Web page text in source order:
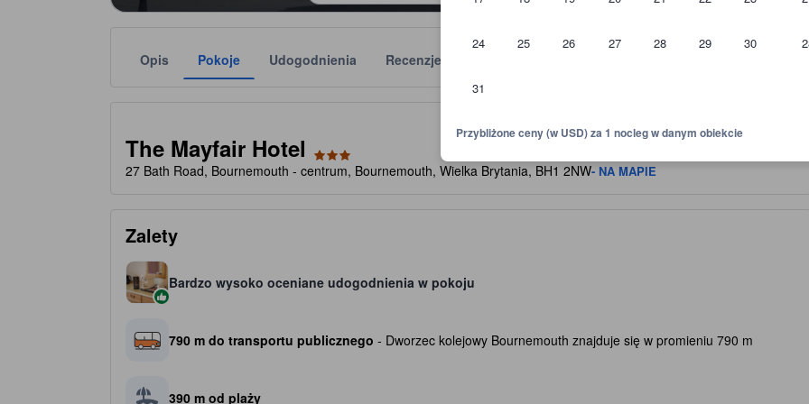
24 25 26 27 28 29 30
31
Przybliżone ceny (w USD) za 1 nocleg w danym obiekcie
Opis Pokoje Udogodnienia Recenzje
The Mayfair Hotel
27 Bath Road, Bournemouth - centrum, Bournemouth, Wielka Brytania, BH1 2NW- NA MAPIE
Zalety
Bardzo wysoko oceniane udogodnienia w pokoju
790 m do transportu publicznego - Dworzec kolejowy Bournemouth znajduje się w promieniu 790 m
390 m od plaży